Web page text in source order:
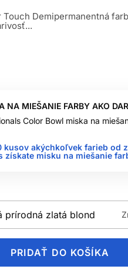
Demipermanentná
NA MIEŠANIE FARBY AKO
Color Bowl miska na
kusov akýchkoľvek farieb od
získate misku na miešanie
prírodná zlatá blond
PRIDAŤ DO KOŠÍKA